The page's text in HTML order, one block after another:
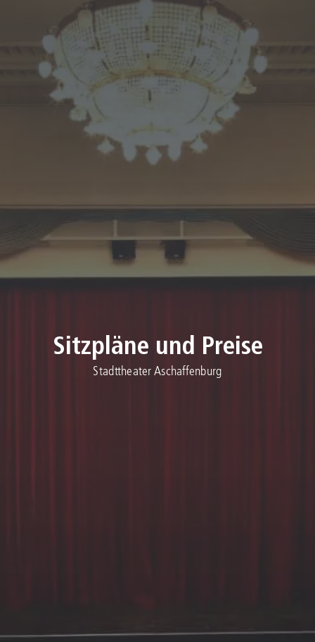
KONTAKT
Suche
Sitzpläne und Preise
Stadttheater Aschaffenburg